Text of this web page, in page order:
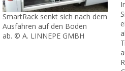
SmartRack senkt sich nach dem
Ausfahren auf den Boden
ab. © A. LINNEPE GMBH